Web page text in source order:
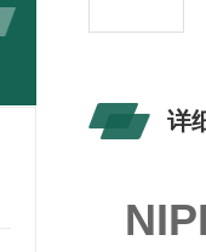
详